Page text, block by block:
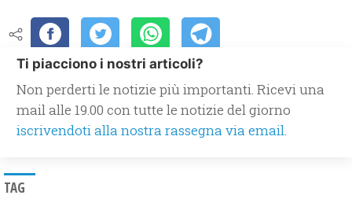
Ti piacciono i nostri articoli?
Non perderti le notizie più importanti. Ricevi una
mail alle 19.00 con tutte le notizie del giorno
iscrivendoti alla nostra rassegna via email.
TAG